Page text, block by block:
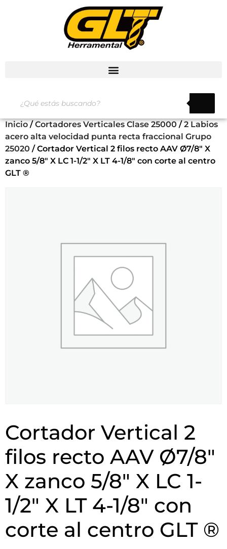
Inicio / Cortadores Verticales Clase 25000 / 2 Labios
acero alta velocidad punta recta fraccional Grupo
25020 / Cortador Vertical 2 filos recto AAV Ø7/8″ X
zanco 5/8″ X LC 1-1/2″ X LT 4-1/8″ con corte al centro
GLT ®
Cortador Vertical 2
filos recto AAV Ø7/8″
X zanco 5/8″ X LC 1-
1/2″ X LT 4-1/8″ con
corte al centro GLT ®